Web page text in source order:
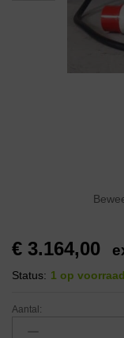
€ 3.164,00
Status: 1 op voorraad
Aantal: